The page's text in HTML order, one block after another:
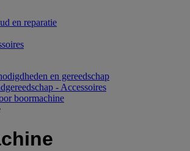
en reparatie
en gereedschap
- Accessoires
boormachine